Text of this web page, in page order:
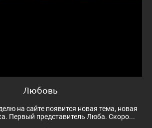
Любовь
на сайте появится новая тема, новая
Первый представитель Люба. Скоро...